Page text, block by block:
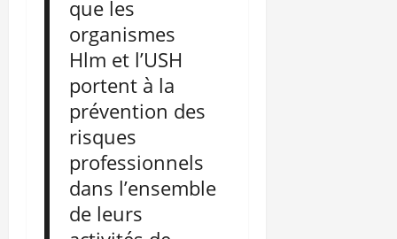
que les
organismes
Hlm et l’USH
portent à la
prévention des
risques
professionnels
dans l’ensemble
de leurs